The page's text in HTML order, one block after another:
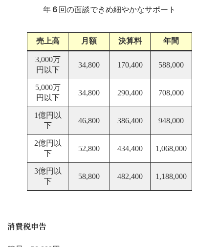
年 ６ 回の面談できめ細やかなサポート
売上高 月額 決算料 年間
3,000万
円以下
34,800 170,400 588,000
5,000万
円以下
34,800 290,400 708,000
1億円以
下
46,800 386,400 948,000
2億円以
下
52,800 434,400 1,068,000
3億円以
下
58,800 482,400 1,188,000
消費税申告